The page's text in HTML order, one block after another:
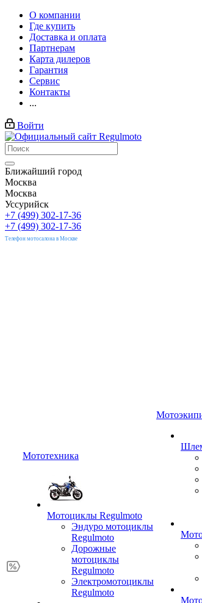
О компании
Где купить
Доставка и оплата
Партнерам
Карта дилеров
Гарантия
Сервис
Контакты
...
Войти
Ближайший город
Москва
Москва
Уссурийск
+7 (499) 302-17-36
+7 (499) 302-17-36
Телефон мотосалона в Москве
Мототехника
Мотоциклы Regulmoto
Эндуро мотоциклы
Regulmoto
Дорожные
мотоциклы
Regulmoto
Электромотоциклы
Regulmoto